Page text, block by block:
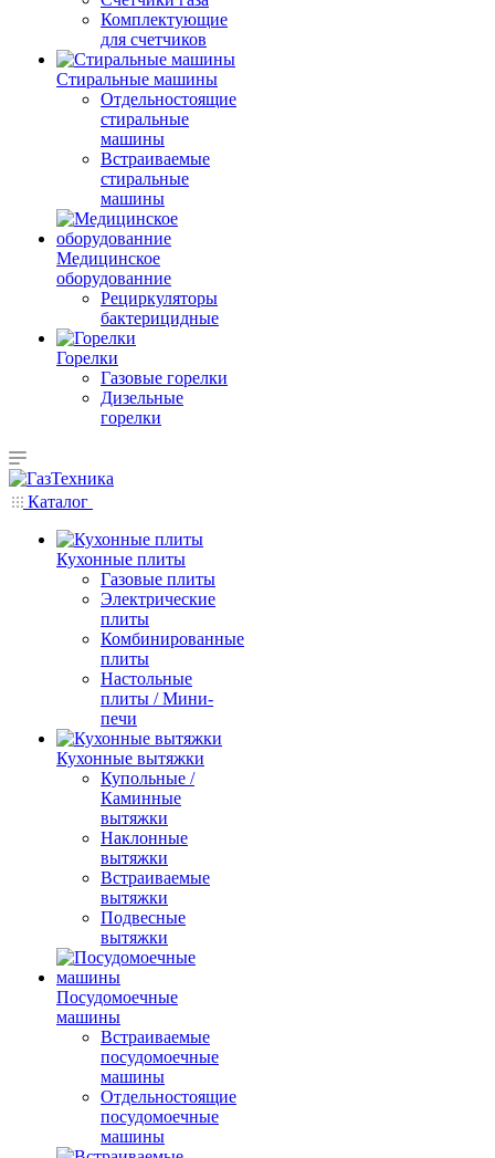
Комплектующие
для счетчиков
Стиральные машины
Отдельностоящие
стиральные
машины
Встраиваемые
стиральные
машины
Медицинское
оборудованние
Рециркуляторы
бактерицидные
Горелки
Газовые горелки
Дизельные
горелки
Каталог
Кухонные плиты
Газовые плиты
Электрические
плиты
Комбинированные
плиты
Настольные
плиты / Мини-
печи
Кухонные вытяжки
Купольные /
Каминные
вытяжки
Наклонные
вытяжки
Встраиваемые
вытяжки
Подвесные
вытяжки
Посудомоечные
машины
Встраиваемые
посудомоечные
машины
Отдельностоящие
посудомоечные
машины